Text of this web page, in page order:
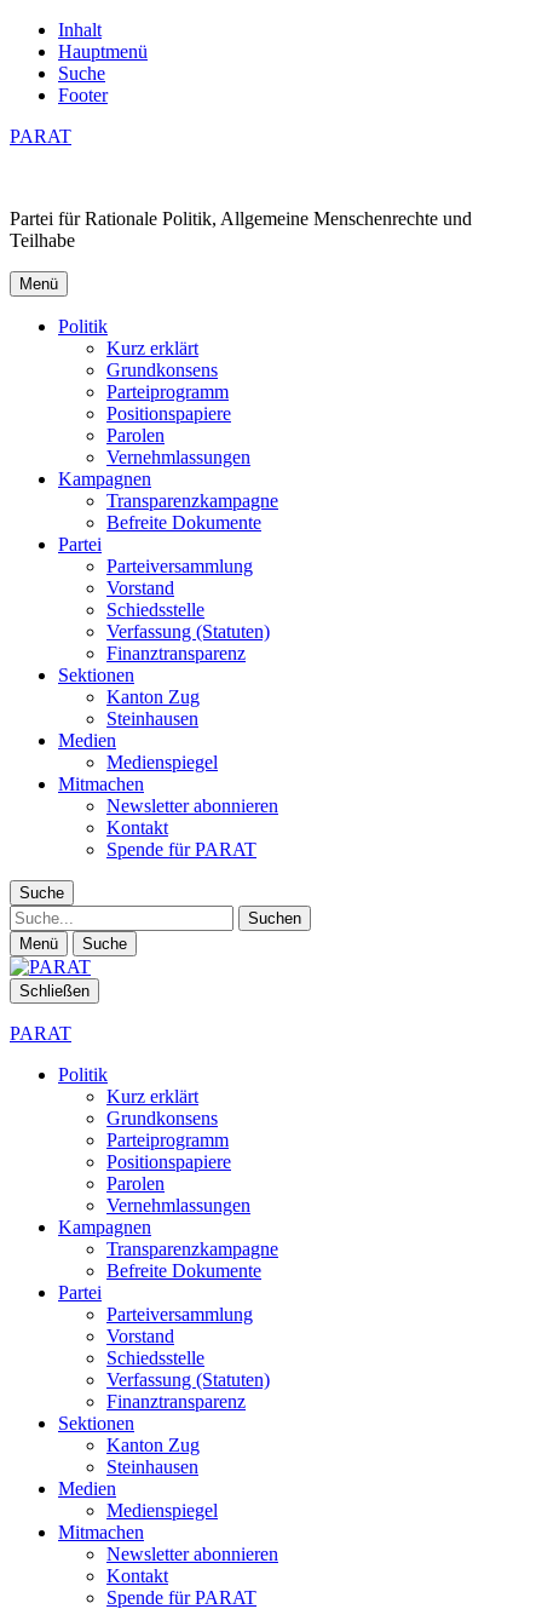
Inhalt
Hauptmenü
Suche
Footer
PARAT
Partei für Rationale Politik, Allgemeine Menschenrechte und
Teilhabe
Menü
Politik
Kurz erklärt
Grundkonsens
Parteiprogramm
Positionspapiere
Parolen
Vernehmlassungen
Kampagnen
Transparenzkampagne
Befreite Dokumente
Partei
Parteiversammlung
Vorstand
Schiedsstelle
Verfassung (Statuten)
Finanztransparenz
Sektionen
Kanton Zug
Steinhausen
Medien
Medienspiegel
Mitmachen
Newsletter abonnieren
Kontakt
Spende für PARAT
Suche
Suche
Menü Suche
Schließen
PARAT
Politik
Kurz erklärt
Grundkonsens
Parteiprogramm
Positionspapiere
Parolen
Vernehmlassungen
Kampagnen
Transparenzkampagne
Befreite Dokumente
Partei
Parteiversammlung
Vorstand
Schiedsstelle
Verfassung (Statuten)
Finanztransparenz
Sektionen
Kanton Zug
Steinhausen
Medien
Medienspiegel
Mitmachen
Newsletter abonnieren
Kontakt
Spende für PARAT